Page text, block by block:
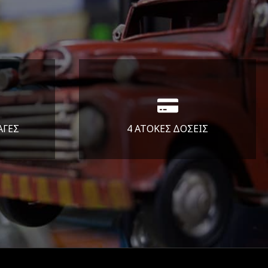
4 ΑΤΟΚΕΣ ΔΟΣΕΙΣ
Υποστηρίζουμε μέχρι και 4
άτοκες δόσεις